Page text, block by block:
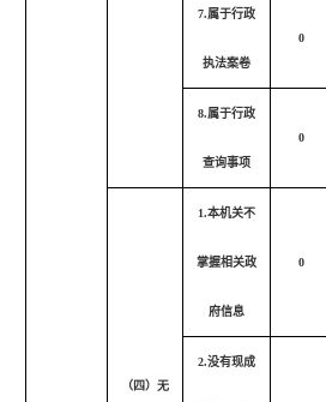
7.属于行政
执法案卷
0
8.属于行政
查询事项
0
（四）无
1.本机关不
掌握相关政
府信息
0
2.没有现成